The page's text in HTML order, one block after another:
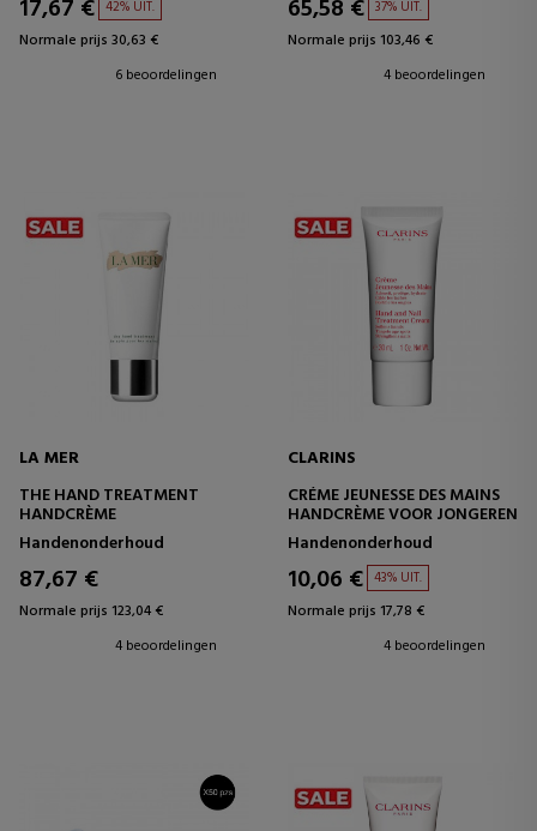
17,67 € 42% UIT.
Normale prijs 30,63 €
6 beoordelingen
65,58 € 37% UIT.
Normale prijs 103,46 €
4 beoordelingen
LA MER
THE HAND TREATMENT
HANDCRÈME
Handenonderhoud
87,67 €
Normale prijs 123,04 €
4 beoordelingen
CLARINS
CRÉME JEUNESSE DES MAINS
HANDCRÈME VOOR JONGEREN
Handenonderhoud
10,06 € 43% UIT.
Normale prijs 17,78 €
4 beoordelingen